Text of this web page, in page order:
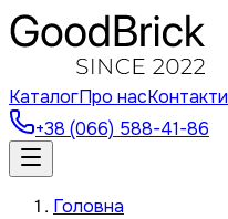
КаталогПро насКонтакти
+38 (066) 588-41-86
Головна